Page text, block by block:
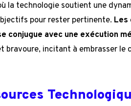
la technologie soutient une
pour rester pertinente. Les
conjugue avec une exécution
bravoure, incitant à embrasser le